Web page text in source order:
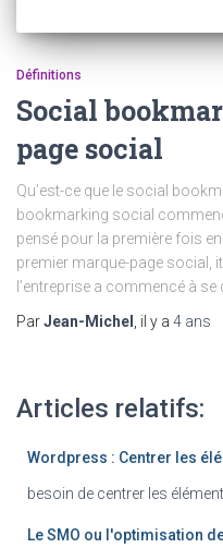
Définitions
Social
page social
Qu’est-ce que le social
bookmarking social
pensé pour la première fois
premier marque-page social,
l’entreprise a commencé à se
ParJean-Michel , il y a 4 ans
Articles relatifs:
Wordpress : Centrer les
besoin de centrer les
Le SMO ou l'optimisation